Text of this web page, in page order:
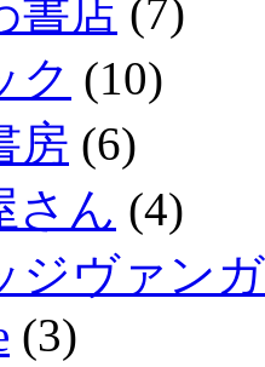
書店 (7)
ク (10)
房 (6)
さん (4)
ジヴァン
(3)